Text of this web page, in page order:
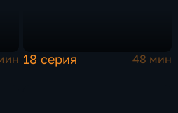
18 серия 48 мин